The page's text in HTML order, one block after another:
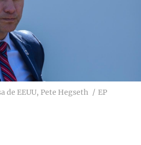
de EEUU, Pete Hegseth EP